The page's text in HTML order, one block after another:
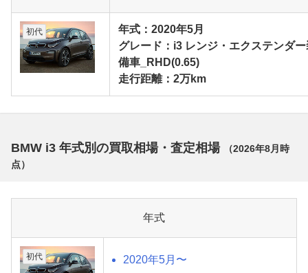
初代
年式：2020年5月
グレード：i3 レンジ・エクステンダー
備車_RHD(0.65)
走行距離：2万km
BMW i3 年式別の買取相場・査定相場 （2026年8月 時
点）
年式
初代 2020年5月〜